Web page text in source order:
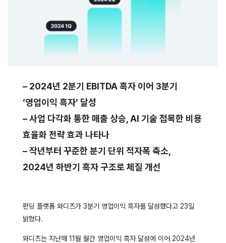
– 2024년 2분기 EBITDA 흑자 이어 3분기
‘영업이익 흑자’ 달성
– 사업 다각화 통한 매출 상승, AI 기술 접목한 비용
효율화 전략 효과 나타나
– 작년부터 꾸준한 분기 단위 적자폭 축소,
2024년 하반기 흑자 구조로 체질 개선
펀딩 플랫폼 와디즈가 3분기 영업이익 흑자를 달성했다고 23일
밝혔다.
와디즈는 지난해 11월 월간 영업이익 흑자 달성에 이어 2024년